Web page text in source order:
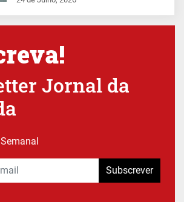
Jornal da
Subscrever